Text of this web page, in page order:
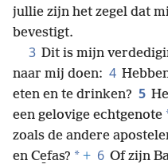
jullie zijn het zegel dat
bevestigt.
3 Dit is mijn
naar mij doen: 4
eten en te drinken? 5
een gelovige echtgenote
zoals de andere
en Ce̱fas? * + 6 Of zijn